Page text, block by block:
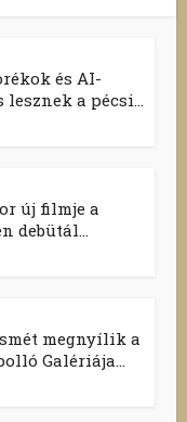
és AI-
lesznek a pécsi...
új filmje a
debütál...
megnyílik a
Galériája...